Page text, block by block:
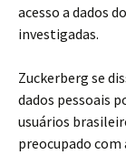
acesso a dados
investigadas.
Zuckerberg se
dados pessoais
usuários
preocupado